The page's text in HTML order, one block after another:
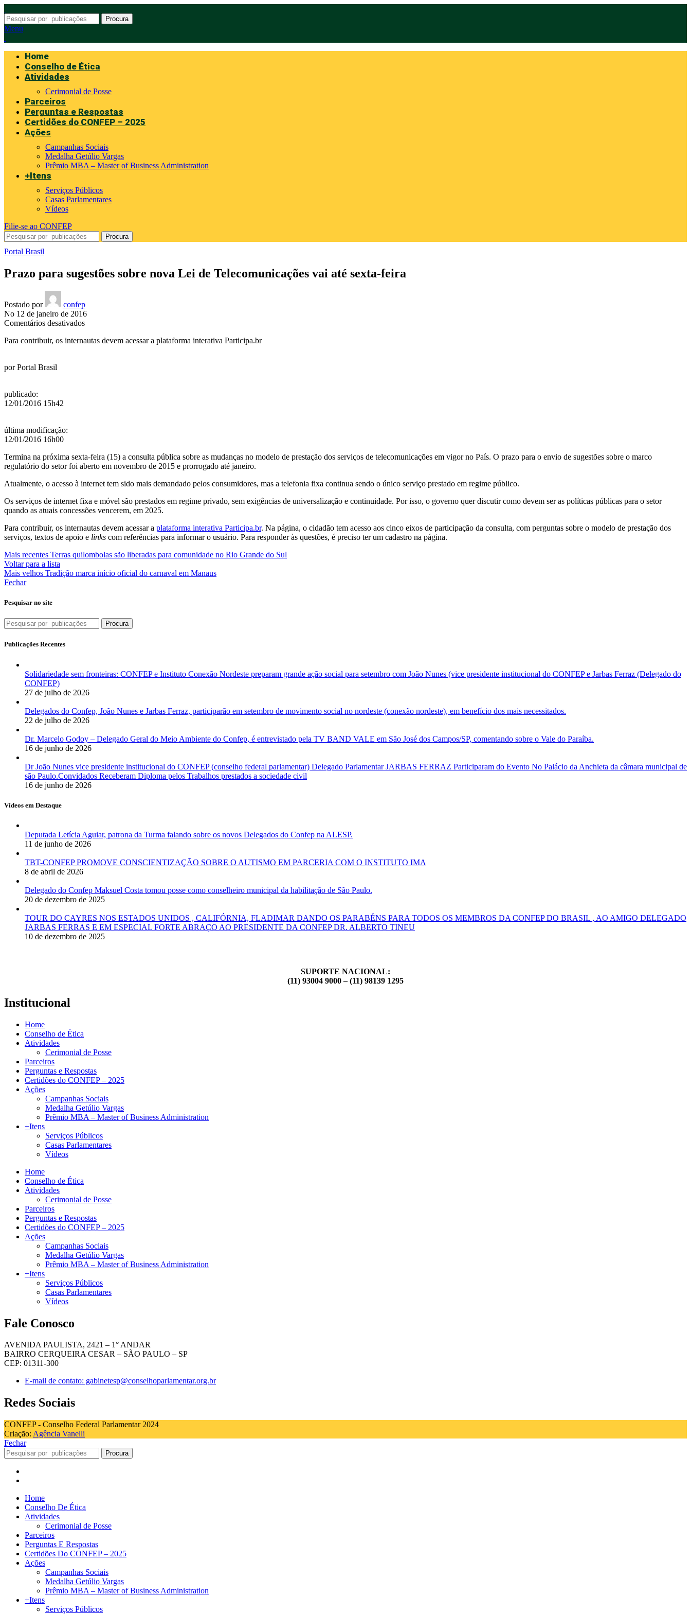
Procura
Menu
Home
Conselho de Ética
Atividades
Cerimonial de Posse
Parceiros
Perguntas e Respostas
Certidões do CONFEP – 2025
Ações
Campanhas Sociais
Medalha Getúlio Vargas
Prêmio MBA – Master of Business Administration
+Itens
Serviços Públicos
Casas Parlamentares
Vídeos
Filie-se ao CONFEP
Procura
Portal Brasil
Prazo para sugestões sobre nova Lei de Telecomunicações vai até sexta-feira
Postado por
confep
No 12 de janeiro de 2016
Comentários desativadosem
para
Para contribuir, os internautas devem acessar a plataforma interativa Participa.br
porPortal Brasil
publicado:
12/01/2016 15h42
última modificação:
12/01/2016 16h00
Termina na próxima sexta-feira (15) a consulta pública sobre as mudanças no modelo de prestação dos serviços de telecomunicações em vigor no País. O prazo para o envio de sugestões sobre o marco
regulatório do setor foi aberto em novembro de 2015 e prorrogado até janeiro.
Atualmente, o acesso à internet tem sido mais demandado pelos consumidores, mas a telefonia fixa continua sendo o único serviço prestado em regime público.
Os serviços de internet fixa e móvel são prestados em regime privado, sem exigências de universalização e continuidade. Por isso, o governo quer discutir como devem ser as políticas públicas para o setor
quando as atuais concessões vencerem, em 2025.
Para contribuir, os internautas devem acessar a plataforma interativa Participa.br. Na página, o cidadão tem acesso aos cinco eixos de participação da consulta, com perguntas sobre o modelo de prestação dos
serviços, textos de apoio e links com referências para informar o usuário. Para responder às questões, é preciso ter um cadastro na página.
Mais recentes Terras quilombolas são liberadas para comunidade no Rio Grande do Sul
Voltar para a lista
Mais velhos Tradição marca início oficial do carnaval em Manaus
Fechar
Pesquisar no site
Procura
Publicações Recentes
Solidariedade sem fronteiras: CONFEP e Instituto Conexão Nordeste preparam grande ação social para setembro com João Nunes (vice presidente institucional do CONFEP e Jarbas Ferraz (Delegado do
CONFEP)
27 de julho de 2026
Delegados do Confep, João Nunes e Jarbas Ferraz, participarão em setembro de movimento social no nordeste (conexão nordeste), em benefício dos mais necessitados.
22 de julho de 2026
Dr. Marcelo Godoy – Delegado Geral do Meio Ambiente do Confep, é entrevistado pela TV BAND VALE em São José dos Campos/SP, comentando sobre o Vale do Paraíba.
16 de junho de 2026
Dr João Nunes vice presidente institucional do CONFEP (conselho federal parlamentar) Delegado Parlamentar JARBAS FERRAZ Participaram do Evento No Palácio da Anchieta da câmara municipal de
são Paulo.Convidados Receberam Diploma pelos Trabalhos prestados a sociedade civil
16 de junho de 2026
Vídeos em Destaque
Deputada Letícia Aguiar, patrona da Turma falando sobre os novos Delegados do Confep na ALESP.
11 de junho de 2026
TBT-CONFEP PROMOVE CONSCIENTIZAÇÃO SOBRE O AUTISMO EM PARCERIA COM O INSTITUTO IMA
8 de abril de 2026
Delegado do Confep Maksuel Costa tomou posse como conselheiro municipal da habilitação de São Paulo.
20 de dezembro de 2025
TOUR DO CAYRES NOS ESTADOS UNIDOS , CALIFÓRNIA, FLADIMAR DANDO OS PARABÉNS PARA TODOS OS MEMBROS DA CONFEP DO BRASIL , AO AMIGO DELEGADO
JARBAS FERRAS E EM ESPECIAL FORTE ABRAÇO AO PRESIDENTE DA CONFEP DR. ALBERTO TINEU
10 de dezembro de 2025
SUPORTE NACIONAL:
(11) 93004 9000 – (11) 98139 1295
Institucional
Home
Conselho de Ética
Atividades
Cerimonial de Posse
Parceiros
Perguntas e Respostas
Certidões do CONFEP – 2025
Ações
Campanhas Sociais
Medalha Getúlio Vargas
Prêmio MBA – Master of Business Administration
+Itens
Serviços Públicos
Casas Parlamentares
Vídeos
Home
Conselho de Ética
Atividades
Cerimonial de Posse
Parceiros
Perguntas e Respostas
Certidões do CONFEP – 2025
Ações
Campanhas Sociais
Medalha Getúlio Vargas
Prêmio MBA – Master of Business Administration
+Itens
Serviços Públicos
Casas Parlamentares
Vídeos
Fale Conosco
AVENIDA PAULISTA, 2421 – 1° ANDAR
BAIRRO CERQUEIRA CESAR – SÃO PAULO – SP
CEP: 01311-300
E-mail de contato: gabinetesp@conselhoparlamentar.org.br
Redes Sociais
CONFEP - Conselho Federal Parlamentar 2024
Criação: Agência Vanelli
Fechar
Procura
Home
Conselho De Ética
Atividades
Cerimonial de Posse
Parceiros
Perguntas E Respostas
Certidões Do CONFEP – 2025
Ações
Campanhas Sociais
Medalha Getúlio Vargas
Prêmio MBA – Master of Business Administration
+Itens
Serviços Públicos